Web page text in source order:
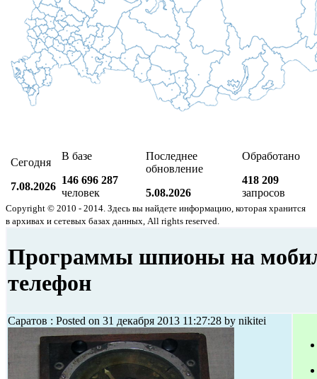
Сегодня
7.08.2026
В базе
146 696 287
человек
Последнее
обновление
5.08.2026
Обработано
418 209
запросов
Copyright © 2010 - 2014. Здесь вы найдете информацию, которая хранится
в архивах и сетевых базах данных, All rights reserved.
Программы шпионы на
телефон
Саратов : Posted on 31 декабря 2013 11:27:28 by nikitei